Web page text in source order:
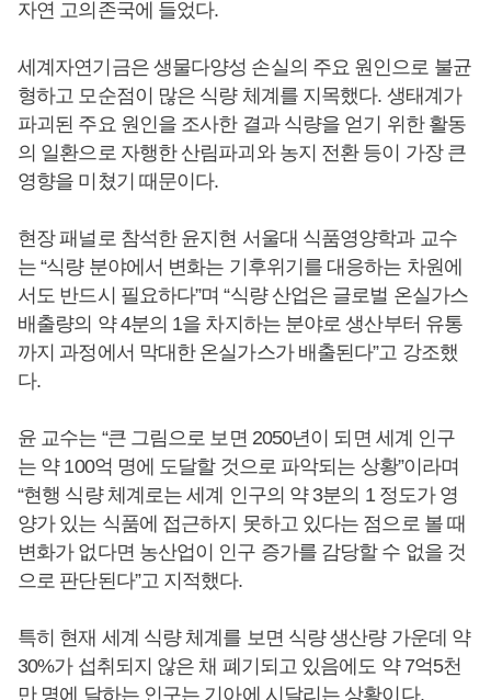
자연 고의존국에 들었다.
세계자연기금은 생물다양성 손실의 주요 원인으로 불균
형하고 모순점이 많은 식량 체계를 지목했다. 생태계가
파괴된 주요 원인을 조사한 결과 식량을 얻기 위한 활동
의 일환으로 자행한 산림파괴와 농지 전환 등이 가장 큰
영향을 미쳤기 때문이다.
현장 패널로 참석한 윤지현 서울대 식품영양학과 교수
는 “식량 분야에서 변화는 기후위기를 대응하는 차원에
서도 반드시 필요하다”며 “식량 산업은 글로벌 온실가스
배출량의 약 4분의 1을 차지하는 분야로 생산부터 유통
까지 과정에서 막대한 온실가스가 배출된다”고 강조했
다.
윤 교수는 “큰 그림으로 보면 2050년이 되면 세계 인구
는 약 100억 명에 도달할 것으로 파악되는 상황”이라며
“현행 식량 체계로는 세계 인구의 약 3분의 1 정도가 영
양가 있는 식품에 접근하지 못하고 있다는 점으로 볼 때
변화가 없다면 농산업이 인구 증가를 감당할 수 없을 것
으로 판단된다”고 지적했다.
특히 현재 세계 식량 체계를 보면 식량 생산량 가운데 약
30%가 섭취되지 않은 채 폐기되고 있음에도 약 7억5천
만 명에 달하는 인구는 기아에 시달리는 상황이다.